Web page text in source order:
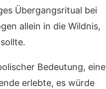
Übergangsritual bei
allein in die Wildnis,
Bedeutung, eine
erlebte, es würde